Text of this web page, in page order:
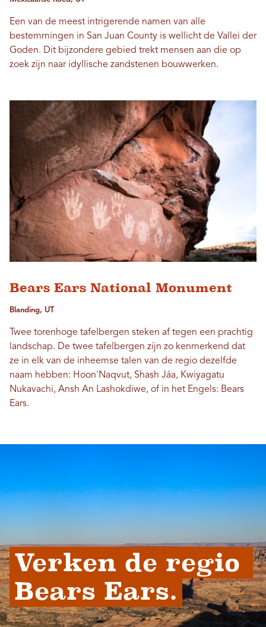
Een van de meest intrigerende namen van alle
bestemmingen in San Juan County is wellicht de Vallei der
Goden. Dit bijzondere gebied trekt mensen aan die op
zoek zijn naar idyllische zandstenen bouwwerken.
Bears Ears National Monument
Blanding, UT
Twee torenhoge tafelbergen steken af ​​tegen een prachtig
landschap. De twee tafelbergen zijn zo kenmerkend dat
ze in elk van de inheemse talen van de regio dezelfde
naam hebben: Hoon'Naqvut, Shash Jáa, Kwiyagatu
Nukavachi, Ansh An Lashokdiwe, of in het Engels: Bears
Ears.
Verken de regio
Bears Ears.